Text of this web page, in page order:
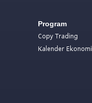
Program
Copy Trading
Kalender Ekonomi